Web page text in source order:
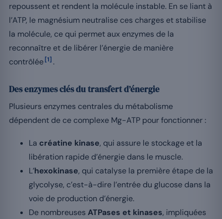
repoussent et rendent la molécule instable. En se liant à
l’ATP, le magnésium neutralise ces charges et stabilise
la molécule, ce qui permet aux enzymes de la
reconnaître et de libérer l’énergie de manière
contrôlée[1] .
Des enzymes clés du transfert d’énergie
Plusieurs enzymes centrales du métabolisme
dépendent de ce complexe Mg-ATP pour fonctionner :
La créatine kinase, qui assure le stockage et la
libération rapide d’énergie dans le muscle.
L’hexokinase, qui catalyse la première étape de la
glycolyse, c’est-à-dire l’entrée du glucose dans la
voie de production d’énergie.
De nombreuses ATPases et kinases, impliquées